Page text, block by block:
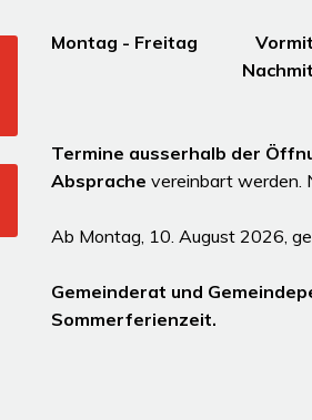
Montag - Freitag
Termine ausserhalb der
Absprache vereinbart werden.
Ab Montag, 10. August 2026,
Gemeinderat und
Sommerferienzeit.